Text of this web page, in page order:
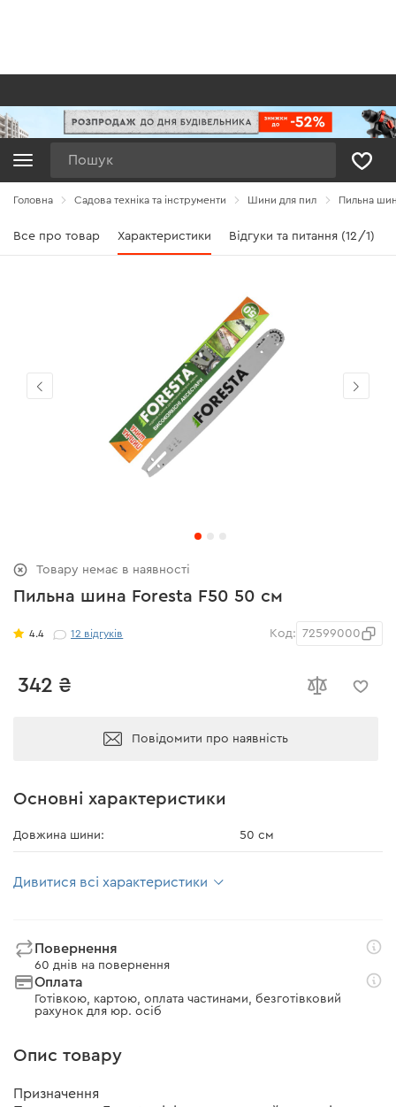
Головна Садова техніка та інструменти Шини для пил Пильна
Все про товар Характеристики Відгуки та питання (12/1)
Пильна шина Foresta F50 50 см
4.4 12 відгуків Код: 72599000
342 ₴
Повідомити про наявність
Товару немає в наявності
Основні характеристики
Довжина шини: 50 см
Дивитися всі характеристики
Повернення
60 днів на повернення
Оплата
Готівкою, картою, оплата частинами, безготівковий
рахунок для юр. осіб
Опис товару
Призначення